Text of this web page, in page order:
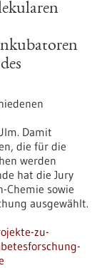
Damit
die für die
werden
hat die Jury
Chemie sowie
ausgewählt.
zu-